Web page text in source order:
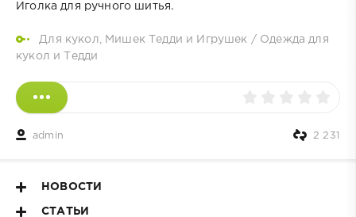
Иголка для ручного шитья.
Для кукол, Мишек Тедди и Игрушек / Одежда для
кукол и Тедди
admin 2 231
НОВОСТИ
СТАТЬИ